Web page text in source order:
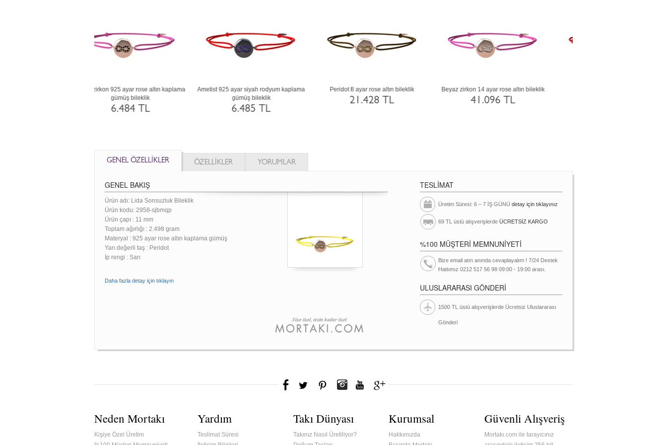
Beyaz zirkon 14 ayar rose altın bileklik
41.096 TL
Garnet 8 ayar altın bileklik
21.428 TL
Siyah zirkon 8 ayar rose altın bileklik
21.433 TL
Rodolit garnet 925 ayar rose altın kaplama
gümüş bileklik
GENEL ÖZELLİKLER ÖZELLİKLER YORUMLAR
GENEL BAKIŞ
Ürün adı: Lida Sonsuzluk Bileklik
Ürün kodu: 2958-sjbmqp
Ürün çapı : 11 mm
Toplam ağırlığı : 2.498 gram
Materyal : 925 ayar rose altın kaplama gümüş
Yarı değerli taş : Peridot
İp rengi : Sarı
Daha fazla detay için tıklayın
TESLİMAT
Üretim Süresi: 6 – 7 İŞ GÜNÜ detay için tıklayınız
69 TL üstü alışverişlerde ÜCRETSİZ KARGO
%100 MÜŞTERİ MEMNUNİYETİ
Bize email atın anında cevaplayalım ! 7/24 Destek
Hattımız 0212 517 56 98 09:00 - 19:00 arası.
ULUSLARARASI GÖNDERİ
1500 TL üstü alışverişlerde Ücretsiz Uluslararası
Gönderi
Neden Mortakı
Kişiye Özel Üretim
Yardım
Teslimat Süresi
Takı Dünyası
Takınız Nasıl Üretiliyor?
Kurumsal
Hakkımızda
Güvenli Alışveriş
Mortakı.com ile tarayıcınız